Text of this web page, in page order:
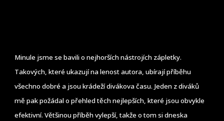
Minule jsme se bavili o nejhorších nástrojích zápletky.
Takových, které ukazují na lenost autora, ubírají příběhu
všechno dobré a jsou krádeží divákova času. Jeden z diváků
mě pak požádal o přehled těch nejlepších, které jsou obvykle
efektivní. Většinou příběh vylepší, takže o tom si dneska